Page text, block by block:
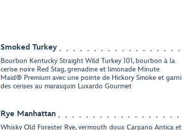
Smoked Turkey
Bourbon Kentucky Straight Wild Turkey 101, bourbon à la
cerise noire Red Stag, grenadine et limonade Minute
Maid® Premium avec une pointe de Hickory Smoke et garni
des cerises au marasquin Luxardo Gourmet
Rye Manhattan
Whisky Old Forester Rye, vermouth doux Carpano Antica et